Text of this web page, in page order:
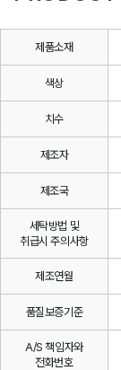
제품소재
색상
치수
제조자
제조국
세탁방법 및
취급시 주의사항
제조연월
품질보증기준
A/S 책임자와
전화번호